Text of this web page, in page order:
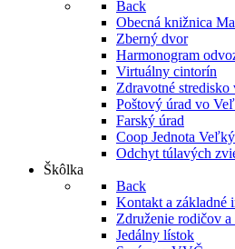
Back
Obecná knižnica
Zberný dvor
Harmonogram
Virtuálny cintorín
Zdravotné
Poštový úrad vo
Farský úrad
Coop Jednota
Odchyt túlavých
Škôlka
Back
Kontakt a základné
Združenie rodičov
Jedálny lístok